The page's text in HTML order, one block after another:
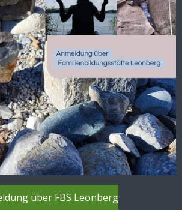
über FBS Leonberg